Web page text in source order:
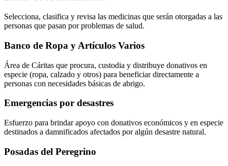
Selecciona, clasifica y revisa las medicinas que serán otorgadas a las
personas que pasan por problemas de salud.
Banco de Ropa y Artículos Varios
Área de Cáritas que procura, custodia y distribuye donativos en
especie (ropa, calzado y otros) para beneficiar directamente a
personas con necesidades básicas de abrigo.
Emergencias por desastres
Esfuerzo para brindar apoyo con donativos económicos y en especie
destinados a damnificados afectados por algún desastre natural.
Posadas del Peregrino